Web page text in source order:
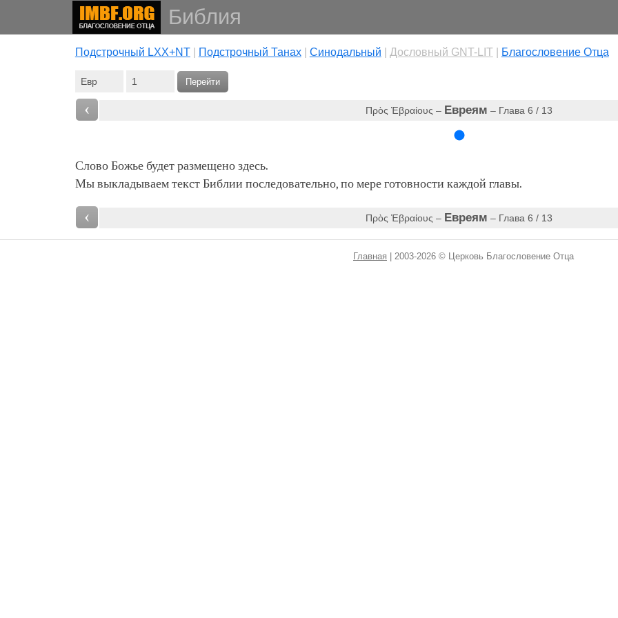
Библия
Подстрочный LXX+NT| Подстрочный Танах| Cинодальный Дословный GNT-LIT| Благословение Отца
Перейти
‹ Πρὸς Ἑβραίους – Евреям – Глава 6 / 13
Слово Божье будет размещено здесь.
Мы выкладываем текст Библии последовательно, по мере готовности каждой главы.
‹ Πρὸς Ἑβραίους – Евреям – Глава 6 / 13
Главная | 2003-2026 © Церковь Благословение Отца